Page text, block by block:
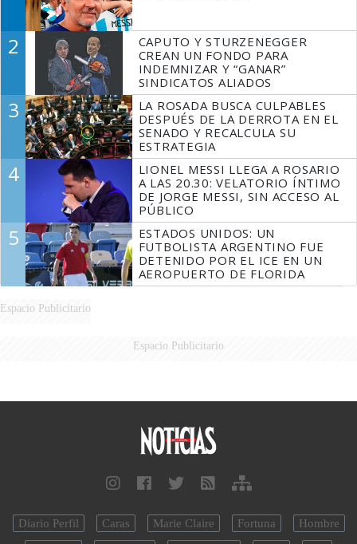
2
CAPUTO Y STURZENEGGER
CREAN UN FONDO PARA
INDEMNIZAR Y “GANAR”
SINDICATOS ALIADOS
3
LA ROSADA BUSCA CULPABLES
DESPUÉS DE LA DERROTA EN EL
SENADO Y RECALCULA SU
ESTRATEGIA
4
LIONEL MESSI LLEGA A ROSARIO
A LAS 20.30: VELATORIO ÍNTIMO
DE JORGE MESSI, SIN ACCESO AL
PÚBLICO
5
ESTADOS UNIDOS: UN
FUTBOLISTA ARGENTINO FUE
DETENIDO POR EL ICE EN UN
AEROPUERTO DE FLORIDA
Espacio Publicitario
Espacio Publicitario
Diario Perfil Caras Marie Claire Fortuna
Hombre